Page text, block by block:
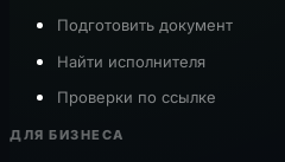
Подготовить документ
Найти исполнителя
Проверки по ссылке
ДЛЯ БИЗНЕСА